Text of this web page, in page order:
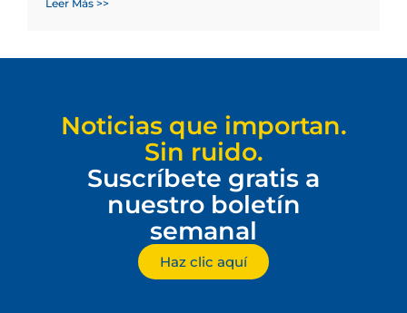
Leer Más >>
Noticias que importan.
Sin ruido.
Suscríbete gratis a
nuestro boletín
semanal
Haz clic aquí